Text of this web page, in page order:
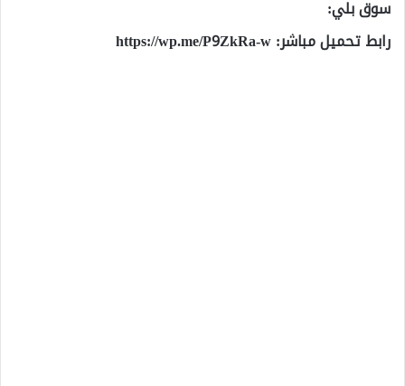
سوق بلي:
رابط تحميل مباشر:https://wp.me/P9ZkRa-w